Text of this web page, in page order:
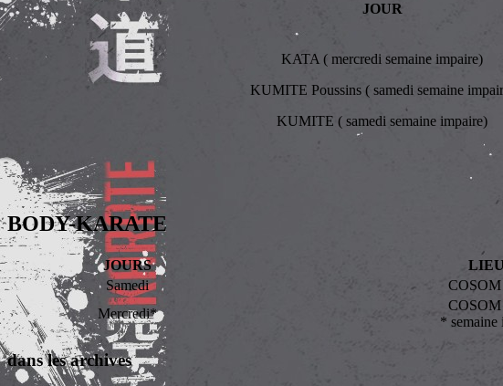
JOUR
KATA ( mercredi semaine impaire)
KUMITE Poussins ( samedi semaine
KUMITE ( samedi semaine impaire)
BODY-KARATE
JOURS
Samedi
COSOM
Mercredi*
COSOM
* semaine
dans les archives